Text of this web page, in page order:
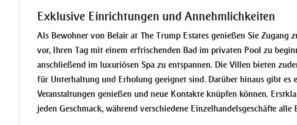
Exklusive Einrichtungen und Annehmlichkeiten
Als Bewohner von Belair at The Trump Estates genießen Sie
vor, Ihren Tag mit einem erfrischenden Bad im privaten Pool zu
anschließend im luxuriösen Spa zu entspannen. Die Villen bieten
für Unterhaltung und Erholung geeignet sind. Darüber hinaus gibt es
Veranstaltungen genießen und neue Kontakte knüpfen können.
jeden Geschmack, während verschiedene Einzelhandelsgeschäfte